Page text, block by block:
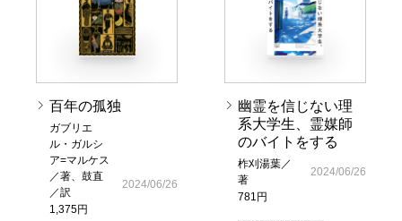
百年の孤独
ガブリエ
ル・ガルシ
ア=マルケス
／著、鼓直
／訳
1,375円
2024/06/26
幽霊を信じない理
系大学生、霊媒師
のバイトをする
柞刈湯葉／
著
781円
2024/06/26